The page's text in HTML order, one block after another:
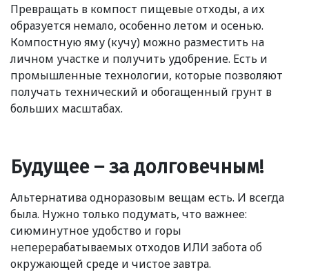
Превращать в компост пищевые отходы, а их
образуется немало, особенно летом и осенью.
Компостную яму(кучу) можно разместить на
личном участке и получить удобрение. Есть и
промышленные технологии, которые позволяют
получать технический и обогащенный грунт в
больших масштабах.
Будущее – за долговечным!
Альтернатива одноразовым вещам есть. И всегда
была. Нужно только подумать, что важнее:
сиюминутное удобство и горы
неперерабатываемых отходов ИЛИ забота об
окружающей среде и чистое завтра.